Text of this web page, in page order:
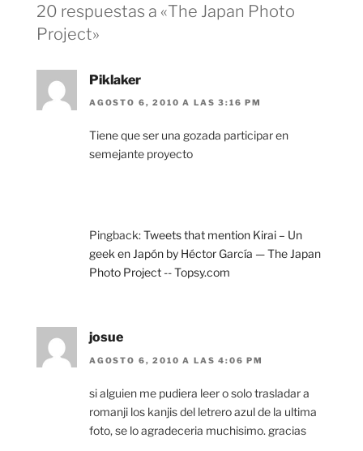
20 respuestas a «The Japan Photo
Project»
Piklaker
AGOSTO 6, 2010 A LAS 3:16 PM
Tiene que ser una gozada participar en
semejante proyecto
Pingback:Tweets that mention Kirai – Un
geek en Japón by Héctor García — The Japan
Photo Project -- Topsy.com
josue
AGOSTO 6, 2010 A LAS 4:06 PM
si alguien me pudiera leer o solo trasladar a
romanji los kanjis del letrero azul de la ultima
foto, se lo agradeceria muchisimo. gracias